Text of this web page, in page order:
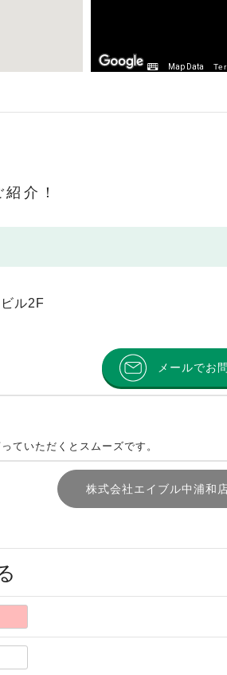
Map Data
介！
ル2F
メールでお
ていただくとスムーズです。
株式会社エイブル中浦和